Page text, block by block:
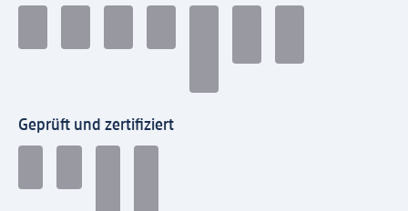
Geprüft und zertifiziert